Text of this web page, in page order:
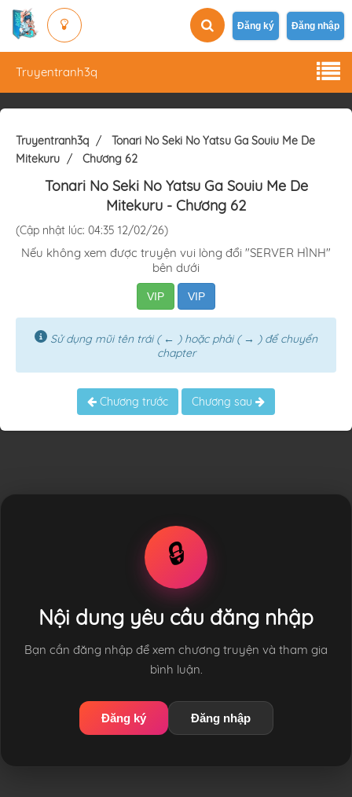
Đăng ký Đăng nhập
Truyentranh3q
Truyentranh3q
Tonari No Seki No Yatsu Ga Souiu Me De
Mitekuru
Chương 62
Tonari No Seki No Yatsu Ga Souiu Me De
Mitekuru - Chương 62
(Cập nhật lúc: 04:35 12/02/26)
Nếu không xem được truyện vui lòng đổi "SERVER HÌNH"
bên dưới
VIP VIP
Sử dụng mũi tên trái ( ← ) hoặc phải ( → ) để chuyển
chapter
Chương trước Chương sau
🔒
Nội dung yêu cầu đăng nhập
Bạn cần đăng nhập để xem chương truyện và tham gia
bình luận.
Đăng ký Đăng nhập